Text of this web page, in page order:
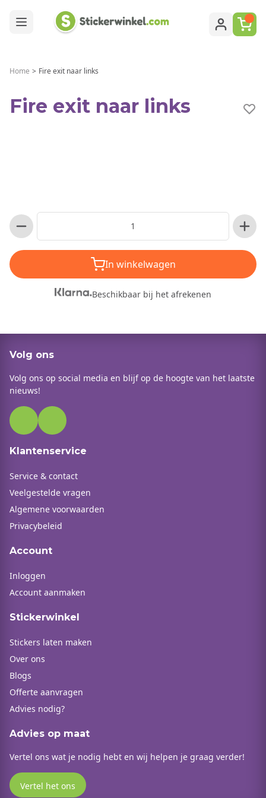
Home > Fire exit naar links
Fire exit naar links
In winkelwagen
Beschikbaar bij het afrekenen
Volg ons
Volg ons op social media en blijf op de hoogte van het laatste
nieuws!
Klantenservice
Service & contact
Veelgestelde vragen
Algemene voorwaarden
Privacybeleid
Account
Inloggen
Account aanmaken
Stickerwinkel
Stickers laten maken
Over ons
Blogs
Offerte aanvragen
Advies nodig?
Advies op maat
Vertel ons wat je nodig hebt en wij helpen je graag verder!
Vertel het ons